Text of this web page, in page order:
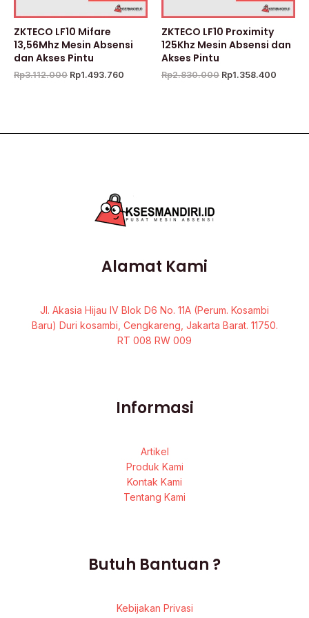
ZKTECO LF10 Mifare
13,56Mhz Mesin Absensi
dan Akses Pintu
Rp3.112.000 Rp1.493.760
ZKTECO LF10 Proximity
125Khz Mesin Absensi dan
Akses Pintu
Rp2.830.000 Rp1.358.400
Alamat Kami
Jl. Akasia Hijau IV Blok D6 No. 11A (Perum. Kosambi
Baru) Duri kosambi, Cengkareng, Jakarta Barat. 11750.
RT 008 RW 009
Informasi
Artikel
Produk Kami
Kontak Kami
Tentang Kami
Butuh Bantuan ?
Kebijakan Privasi